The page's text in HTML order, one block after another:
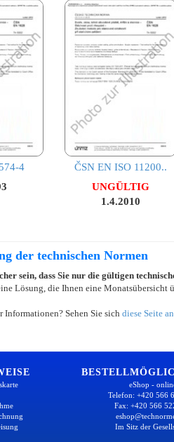
4
ČSN EN ISO 11200..
UNGÜLTIG
1.4.2010
der technischen Normen
sein, dass Sie nur die gültigen
Lösung, die Ihnen eine
Informationen? Sehen Sie sichdiese Seite an
eShop -
Telefon: +420 566
Fax: +420 566
Im Sitz der